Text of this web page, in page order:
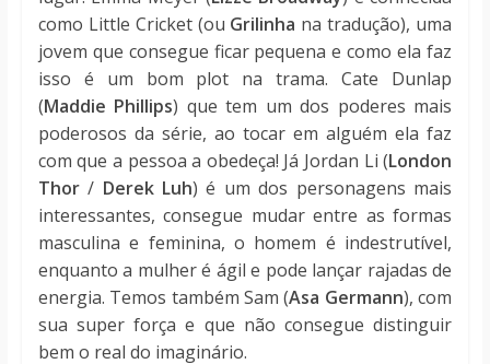
como Little Cricket (ou Grilinha na tradução), uma
jovem que consegue ficar pequena e como ela faz
isso é um bom plot na trama. Cate Dunlap
(Maddie Phillips) que tem um dos poderes mais
poderosos da série, ao tocar em alguém ela faz
com que a pessoa a obedeça! Já Jordan Li (London
Thor/ Derek Luh) é um dos personagens mais
interessantes, consegue mudar entre as formas
masculina e feminina, o homem é indestrutível,
enquanto a mulher é ágil e pode lançar rajadas de
energia. Temos também Sam (Asa Germann), com
sua super força e que não consegue distinguir
bem o real do imaginário.